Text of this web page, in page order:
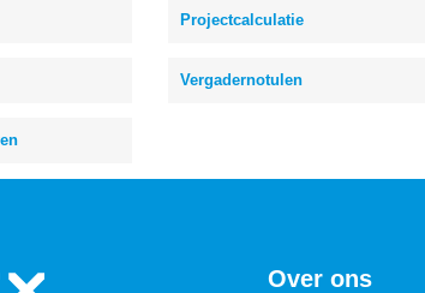
Projectcalculatie
Vergadernotulen
Over ons